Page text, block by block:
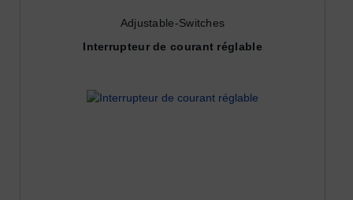
Adjustable-Switches
Interrupteur de courant réglable